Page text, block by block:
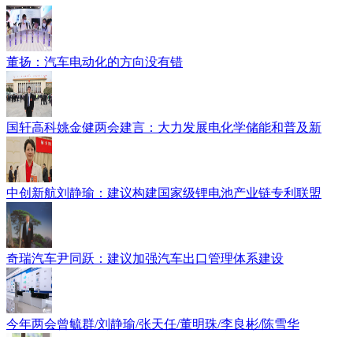
董扬：汽车电动化的方向没有错
国轩高科姚金健两会建言：大力发展电化学储能和普及新
中创新航刘静瑜：建议构建国家级锂电池产业链专利联盟
奇瑞汽车尹同跃：建议加强汽车出口管理体系建设
今年两会曾毓群/刘静瑜/张天任/董明珠/李良彬/陈雪华